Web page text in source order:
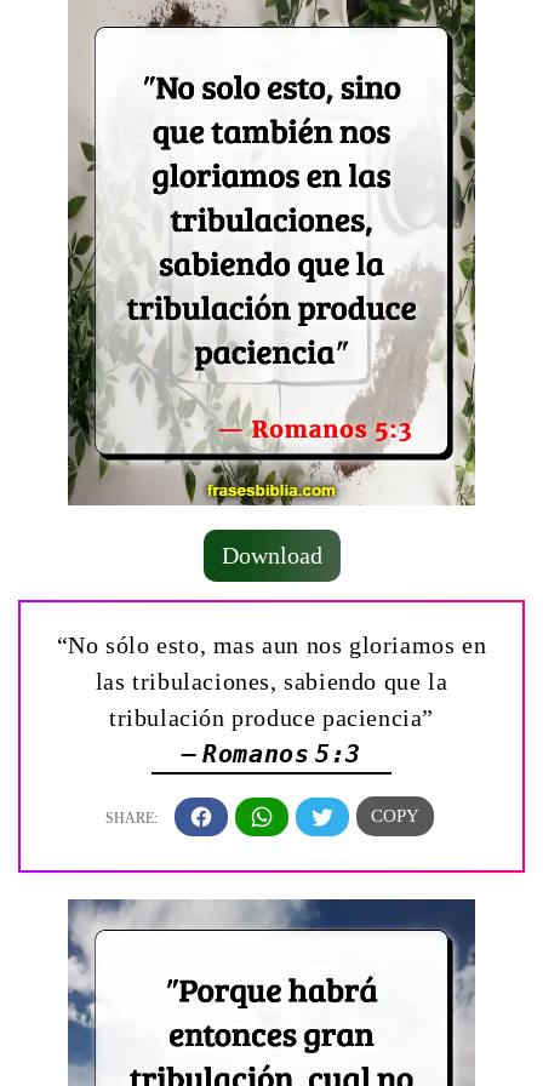
Download
“No sólo esto, mas aun nos gloriamos en
las tribulaciones, sabiendo que la
tribulación produce paciencia”
— Romanos 5:3